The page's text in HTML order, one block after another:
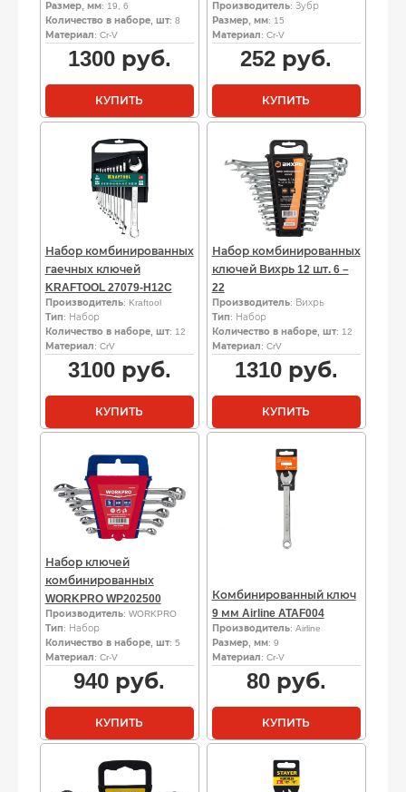
Размер, мм: 19, 6
Количество в наборе, шт: 8
Материал: Cr-V
1300руб.
КУПИТЬ
Производитель: Зубр
Размер, мм: 15
Материал: Cr-V
252 руб.
КУПИТЬ
Набор комбинированных
гаечных ключей
KRAFTOOL 27079-H12C
Производитель: Kraftool
Тип: Набор
Количество в наборе, шт: 12
Материал: CrV
3100руб.
КУПИТЬ
Набор комбинированных
ключей Вихрь 12 шт. 6 –
22
Производитель: Вихрь
Тип: Набор
Количество в наборе, шт: 12
Материал: CrV
1310руб.
КУПИТЬ
Набор ключей
комбинированных
WORKPRO WP202500
Производитель: WORKPRO
Тип: Набор
Количество в наборе, шт: 5
Материал: Cr-V
940 руб.
КУПИТЬ
Комбинированный ключ
9 мм Airline ATAF004
Производитель: Airline
Размер, мм: 9
Материал: Cr-V
80руб.
КУПИТЬ